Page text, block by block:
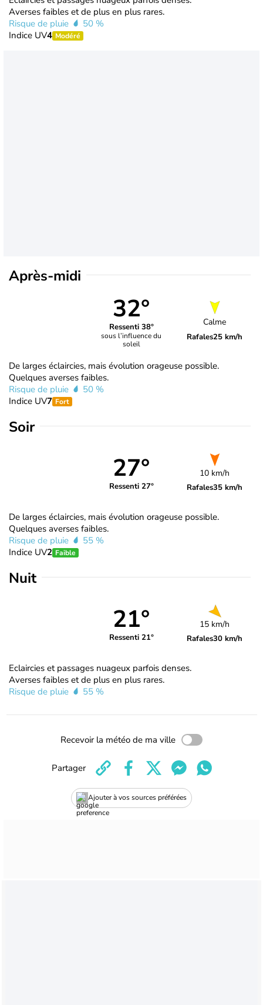
Averses faibles et de plus en plus rares.
Risque de pluie
50 %
Indice UV4 Modéré
Après-midi
32°
Ressenti 38°
sous l’influence du
soleil
Calme
Rafales25 km/h
De larges éclaircies, mais évolution orageuse possible.
Quelques averses faibles.
Risque de pluie
50 %
Indice UV7 Fort
Soir
27°
Ressenti 27°
10 km/h
Rafales35 km/h
De larges éclaircies, mais évolution orageuse possible.
Quelques averses faibles.
Risque de pluie
55 %
Indice UV2 Faible
Nuit
21°
Ressenti 21°
15 km/h
Rafales30 km/h
Eclaircies et passages nuageux parfois denses.
Averses faibles et de plus en plus rares.
Risque de pluie
55 %
Recevoir la météo de ma ville
Ajouter à vos sources préférées
Partager